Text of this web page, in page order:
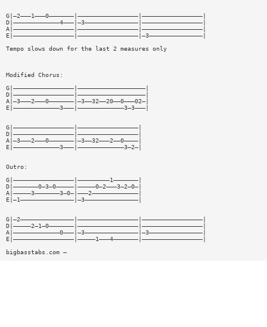
G|—2———1———0———————|—————————————————|—————————————————|
D|—————————————4———|—3———————————————|—————————————————|
A|—————————————————|—————————————————|—————————————————|
E|—————————————————|—————————————————|—3———————————————|
Tempo slows down for the last 2 measures only
Modified Chorus:
G|—————————————————|———————————————————|
D|—————————————————|———————————————————|
A|—3———2———0———————|—3——32——20——0———02—|
E|—————————————3———|—————————————3—3———|
G|—————————————————|—————————————————|
D|—————————————————|—————————————————|
A|—3———2———0———————|—3——32———2——0————|
E|—————————————3———|—————————————3—2—|
Outro:
G|—————————————————|—————————1———————|
D|———————0—3—0—————|—————0—2———3—2—0—|
A|—————3———————3—0—|———2—————————————|
E|—1———————————————|—3———————————————|
G|—2———————————————|—————————————————|—————————————————|
D|—————2—1—0———————|—————————————————|—————————————————|
A|—————————————0———|—3———————————————|—3———————————————|
E|—————————————————|—————1———4———————|—————————————————|
bigbasstabs.com —